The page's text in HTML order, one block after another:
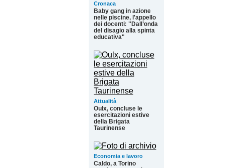
Cronaca
Baby gang in azione
nelle piscine, l'appello
dei docenti: "Dall’onda
del disagio alla spinta
educativa"
Attualità
Oulx, concluse le
esercitazioni estive
della Brigata
Taurinense
Economia e lavoro
Caldo, a Torino